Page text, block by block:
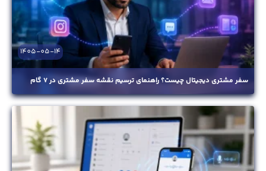
سفر مشتری دیجیتال چیست؟ راهنمای ترسیم نقشه سفر مشتری در ۷ گام
1405-05-14